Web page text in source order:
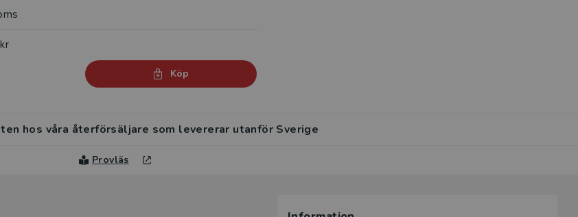
Köp
hos våra återförsäljare som levererar utanför Sverige
Provläs